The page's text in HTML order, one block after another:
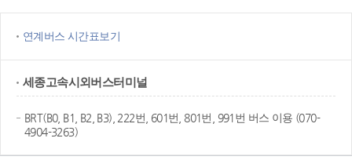
연계버스 시간표보기
세종고속시외버스터미널
BRT(B0, B1, B2, B3), 222번, 601번, 801번, 991번 버스 이용 (070-
4904-3263)